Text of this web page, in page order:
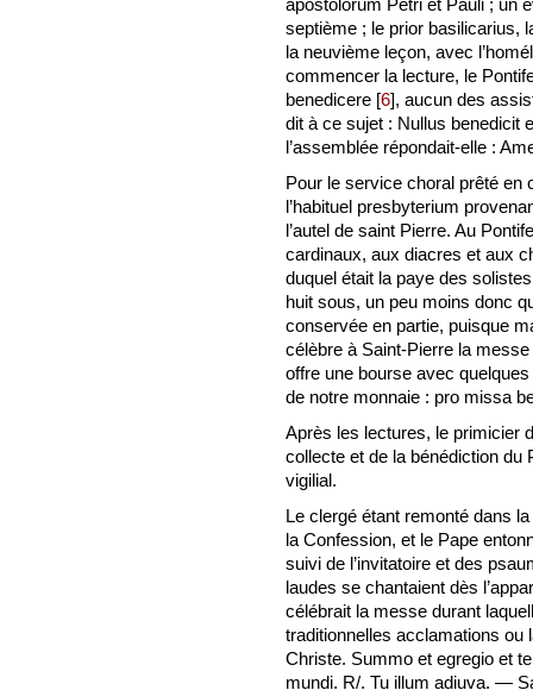
apostolorum Petri et Pauli ; un
septième ; le prior basilicarius,
la neuvième leçon, avec
commencer la lecture, le
benedicere [6], aucun des
dit à ce sujet : Nullus benedicit
l’assemblée répondait-elle :
Pour le service choral prêté en
l’habituel presbyterium
l’autel de saint Pierre. Au
cardinaux, aux diacres et aux
duquel était la paye des
huit sous, un peu moins donc
conservée en partie, puisque
célèbre à Saint-Pierre la
offre une bourse avec
de notre monnaie : pro missa
Après les lectures, le primicier
collecte et de la bénédiction du
vigilial.
Le clergé étant remonté dans
la Confession, et le Pape
suivi de l’invitatoire et des
laudes se chantaient dès
célébrait la messe durant
traditionnelles acclamations ou
Christe. Summo et egregio et
mundi. R/. Tu illum adiuva. —